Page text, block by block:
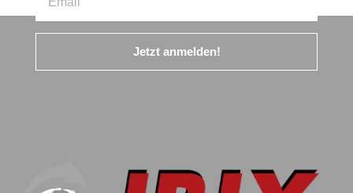
Jetzt anmelden!